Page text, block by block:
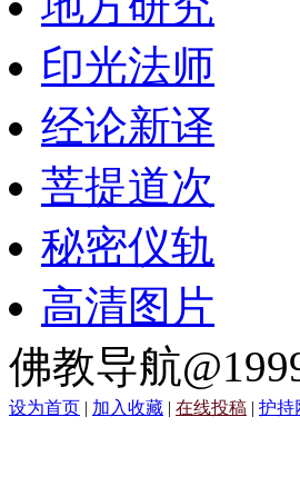
印光法师
经论新译
菩提道次
秘密仪轨
高清图片
佛教导航
设为首页 | 加入收藏 | 在线投稿 | 护持